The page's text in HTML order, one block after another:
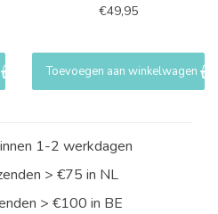
€49,95
Toevoegen aan winkelwagen
1-2 werkdagen
> €75 in NL
> €100 in BE